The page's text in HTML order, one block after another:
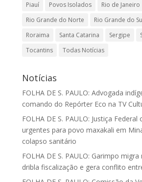
Piauí
Povos Isolados
Rio de Janeiro
Rio Grande do Norte
Rio Grande do
Roraima
Santa Catarina Sergipe
Tocantins
Todas Notícias
Notícias
FOLHA DE S. PAULO: Advogada
comando do Repórter Eco na TV
FOLHA DE S. PAULO: Justiça
urgentes para povo maxakali em
colapso sanitário
FOLHA DE S. PAULO: Garimpo
dribla fiscalização e gera conflito